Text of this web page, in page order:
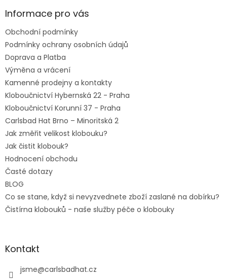
aInformace pro vás
Obchodní podmínky
Podmínky ochrany osobních údajů
Doprava a Platba
Výměna a vrácení
Kamenné prodejny a kontakty
Kloboučnictví Hybernská 22 - Praha
Kloboučnictví Korunní 37 - Praha
Carlsbad Hat Brno – Minoritská 2
Jak změřit velikost klobouku?
Jak čistit klobouk?
Hodnocení obchodu
Časté dotazy
BLOG
Co se stane, když si nevyzvednete zboží zaslané na dobírku?
Čistírna klobouků - naše služby péče o klobouky
Kontakt
jsme@carlsbadhat.cz